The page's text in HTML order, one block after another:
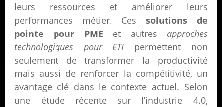
leurs ressources et améliorer leurs
performances métier. Ces solutions de
pointe pour PME et autres approches
technologiques pour ETI permettent non
seulement de transformer la productivité
mais aussi de renforcer la compétitivité, un
avantage clé dans le contexte actuel. Selon
une étude récente sur l’industrie 4.0,